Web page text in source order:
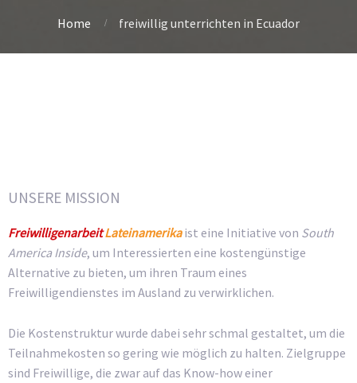
Home freiwillig unterrichten in Ecuador
UNSERE MISSION
FreiwilligenarbeitLateinamerikaist eine Initiative von South
America Inside, um Interessierten eine kostengünstige
Alternative zu bieten, um ihren Traum eines
Freiwilligendienstes im Ausland zu verwirklichen.
Die Kostenstruktur wurde dabei sehr schmal gestaltet, um die
Teilnahmekosten so gering wie möglich zu halten. Zielgruppe
sind Freiwillige, die zwar auf das Know-how einer